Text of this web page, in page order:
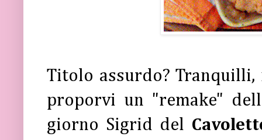
Titolo assurdo? Tranquilli,
proporvi un "remake"
giorno Sigrid del